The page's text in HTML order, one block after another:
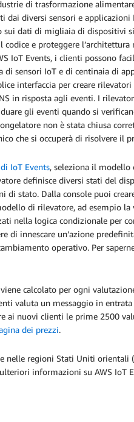
di trasformazione
dai diversi sensori e
sui dati di migliaia di dispositivi
e proteggere
IoT Events, i clienti possono
sensori IoT e di centinaia di
interfaccia per creare
in risposta agli eventi. I
gli eventi quando si
non è stata chiusa
che si occuperà di risolvere il
IoT Events, seleziona il modello
definisce diversi stati del
di stato. Dalla console puoi
di rilevatore, ad esempio
nella logica condizionale per
di innescare un’azione
operativo. Per
calcolato per ogni
valuta un messaggio in
ai nuovi clienti le prime 2500
dei prezzi.
nelle regioni Stati Uniti
informazioni su AWS IoT